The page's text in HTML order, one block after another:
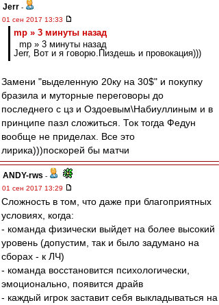
Jerr -
01 сен 2017 13:33
mp » 3 минуты назад
mp » 3 минуты назад
Jerr, Вот и я говорю.Пиздешь и провокация)))
Замени "выделенную 20ку на 30$" и покупку
бразила и муторные переговоры до
последнего с цз и Оздоевым\Набиуллиным и в
принципе пазл сложиться. Ток тогда Федун
вообще не приделах. Все это
лирика)))поскорей бы матчи
ANDY-rws -
01 сен 2017 13:29
Сложность в том, что даже при благоприятных
условиях, когда:
- команда физически выйдет на более высокий
уровень (допустим, так и было задумано на
сборах - к ЛЧ)
- команда восстановится психологически,
эмоционально, появится драйв
- каждый игрок заставит себя выкладываться на